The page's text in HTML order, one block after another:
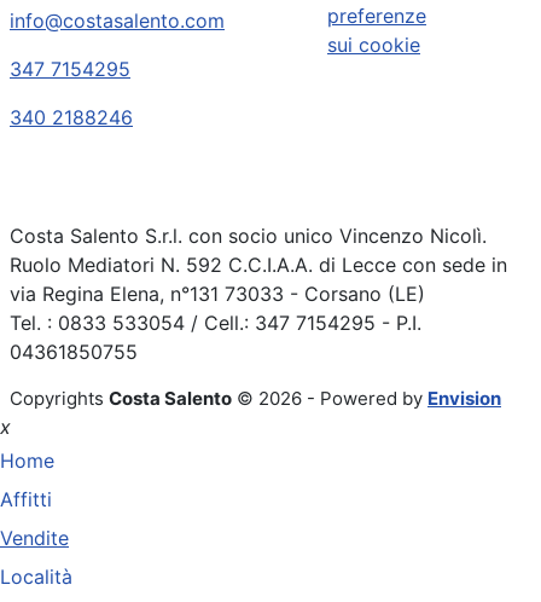
info@costasalento.com
347 7154295
340 2188246
preferenze
sui cookie
Costa Salento S.r.l. con socio unico Vincenzo Nicolì.
Ruolo Mediatori N. 592 C.C.I.A.A. di Lecce con sede in
via Regina Elena, n°131 73033 - Corsano (LE)
Tel. : 0833 533054 / Cell.: 347 7154295 - P.I.
04361850755
Copyrights Costa Salento © 2026 - Powered by Envision
x
Home
Affitti
Vendite
Località